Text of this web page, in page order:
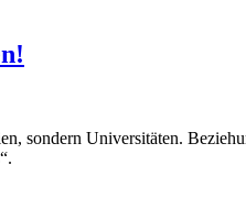
sondern Universitäten.